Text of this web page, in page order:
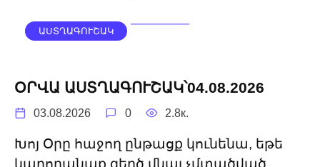
ԱՍՏՂԱԳՈՒՇԱԿ
ՕՐՎԱ ԱՍՏՂԱԳՈՒՇԱԿ՝04.08.2026
03.08.2026 0 2.8к.
Խոյ Օրը հաջող ընթացք կունենա, եթե
կարողանաք զերծ մնալ չմտածված